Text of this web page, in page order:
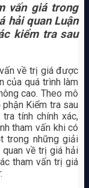
vấn giá trong
hải quan Luận
kiểm tra sau
về trị giá được
của quá trình làm
cao. Theo mô
Kiểm tra sau
tính chính xác,
tham vấn khi có
trong những giải
về trị giá hải
tham vấn trị giá